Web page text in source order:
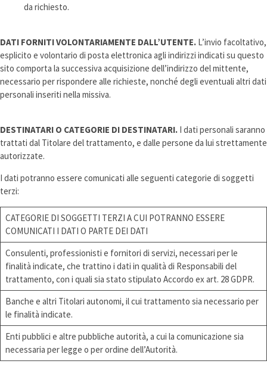
da richiesto.
DATI FORNITI VOLONTARIAMENTE DALL’UTENTE. L’invio facoltativo,
esplicito e volontario di posta elettronica agli indirizzi indicati su questo
sito comporta la successiva acquisizione dell’indirizzo del mittente,
necessario per rispondere alle richieste, nonché degli eventuali altri dati
personali inseriti nella missiva.
DESTINATARI O CATEGORIE DI DESTINATARI. I dati personali saranno
trattati dal Titolare del trattamento, e dalle persone da lui strettamente
autorizzate.
I dati potranno essere comunicati alle seguenti categorie di soggetti
terzi:
CATEGORIE DI SOGGETTI TERZI A CUI POTRANNO ESSERE
COMUNICATI I DATI O PARTE DEI DATI
Consulenti, professionisti e fornitori di servizi, necessari per le
finalità indicate, che trattino i dati in qualità di Responsabili del
trattamento, con i quali sia stato stipulato Accordo ex art. 28 GDPR.
Banche e altri Titolari autonomi, il cui trattamento sia necessario per
le finalità indicate.
Enti pubblici e altre pubbliche autorità, a cui la comunicazione sia
necessaria per legge o per ordine dell’Autorità.